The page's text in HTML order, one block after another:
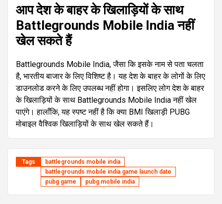
आप देश के बाहर के खिलाड़ियों के साथ
Battlegrounds Mobile India नहीं
खेल सकते हैं
Battlegrounds Mobile India, जैसा कि इसके नाम से पता चलता
है, भारतीय बाजार के लिए विशिष्ट है। यह देश के बाहर के लोगों के लिए
डाउनलोड करने के लिए उपलब्ध नहीं होगा। इसलिए लोग देश के बाहर
के खिलाड़ियों के साथ Battlegrounds Mobile India नहीं खेल
पाएंगे। हालाँकि, यह स्पष्ट नहीं है कि क्या BMI खिलाड़ी PUBG
मोबाइल वैश्विक खिलाड़ियों के साथ खेल सकते हैं।
Tags
battlegrounds mobile india
battlegrounds mobile india game launch date
pubg game
pubg mobile india